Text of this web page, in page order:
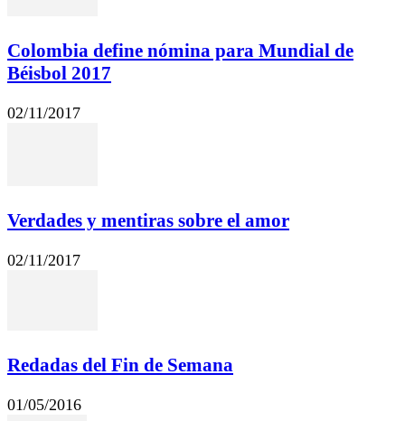
Colombia define nómina para Mundial de
Béisbol 2017
02/11/2017
Verdades y mentiras sobre el amor
02/11/2017
Redadas del Fin de Semana
01/05/2016